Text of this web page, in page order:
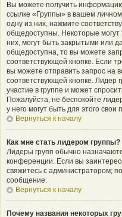
Вы можете получить
ссылке «Группы» в вашем
одну из них, нажмите
общедоступны. Некоторые могут
них, могут быть закрытыми или
общедоступна, то вы можете
соответствующей кнопке. Если
вы можете отправить запрос на
соответствующей кнопке. Лидер
участие в группе и может
Пожалуйста, не беспокойте
у него могут быть для этого свои
Вернуться к началу
Как мне стать лидером группы?
Лидеры групп обычно
конференции. Если вы
свяжитесь с администратором;
сообщение.
Вернуться к началу
Почему названия некоторых